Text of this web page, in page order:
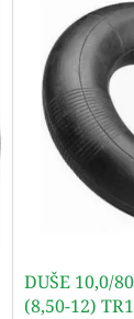
DUŠE 10,0/
(8,50-12)